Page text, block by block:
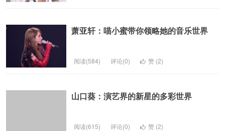
萧亚轩：喵小蜜带你领略她的音乐世界
阅读(584) 评论(0) 赞 (2)
山口葵：演艺界的新星的多彩世界
阅读(615) 评论(0) 赞 (2)